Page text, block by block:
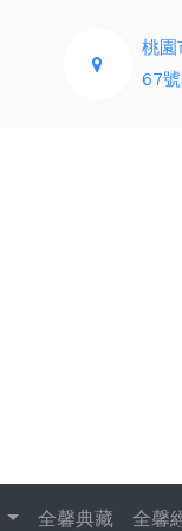
桃園
67
全馨典藏 全馨